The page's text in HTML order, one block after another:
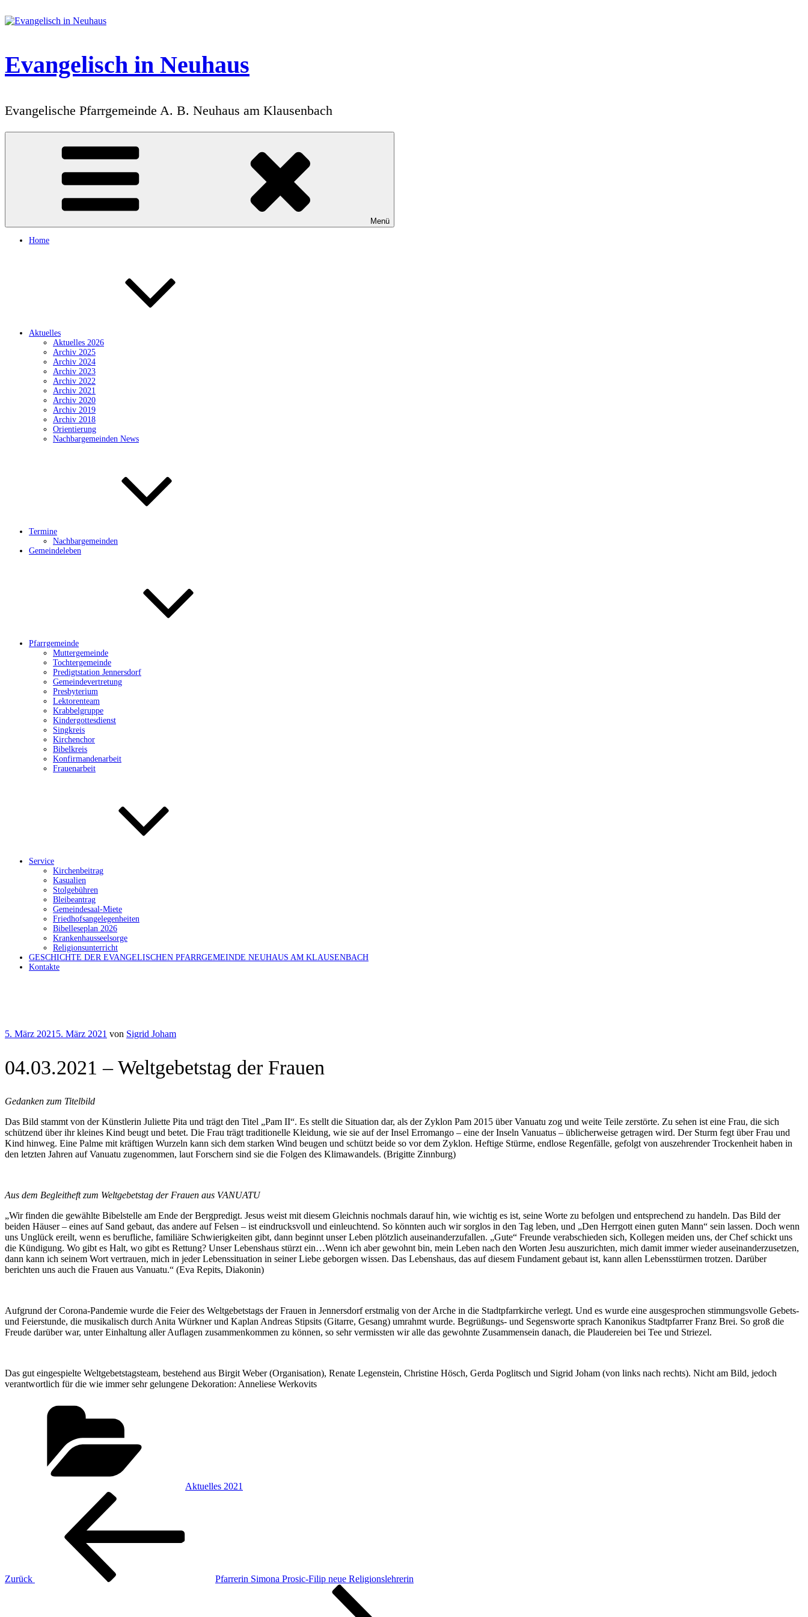
Inhalt
Evangelisch in Neuhaus
Evangelische Pfarrgemeinde A. B. Neuhaus am Klausenbach
Menü
Home
Aktuelles
Aktuelles 2026
Archiv 2025
Archiv 2024
Archiv 2023
Archiv 2022
Archiv 2021
Archiv 2020
Archiv 2019
Archiv 2018
Orientierung
Nachbargemeinden News
Termine
Nachbargemeinden
Gemeindeleben
Pfarrgemeinde
Muttergemeinde
Tochtergemeinde
Predigtstation Jennersdorf
Gemeindevertretung
Presbyterium
Lektorenteam
Krabbelgruppe
Kindergottesdienst
Singkreis
Kirchenchor
Bibelkreis
Konfirmandenarbeit
Frauenarbeit
Service
Kirchenbeitrag
Kasualien
Stolgebühren
Bleibeantrag
Gemeindesaal-Miete
Friedhofsangelegenheiten
Bibelleseplan 2026
Krankenhausseelsorge
Religionsunterricht
GESCHICHTE DER EVANGELISCHEN PFARRGEMEINDE NEUHAUS AM KLAUSENBACH
Kontakte
Veröffentlicht
5. März 2021 5. März 2021 von Sigrid Joham
04.03.2021 – Weltgebetstag der Frauen
Gedanken zum Titelbild
Das Bild stammt von der Künstlerin Juliette Pita und trägt den Titel „Pam II“. Es stellt die Situation dar, als der Zyklon Pam 2015 über Vanuatu zog und weite Teile zerstörte. Zu sehen ist eine Frau, die sich
schützend über ihr kleines Kind beugt und betet. Die Frau trägt traditionelle Kleidung, wie sie auf der Insel Erromango – eine der Inseln Vanuatus – üblicherweise getragen wird. Der Sturm fegt über Frau und
Kind hinweg. Eine Palme mit kräftigen Wurzeln kann sich dem starken Wind beugen und schützt beide so vor dem Zyklon. Heftige Stürme, endlose Regenfälle, gefolgt von auszehrender Trockenheit haben in
den letzten Jahren auf Vanuatu zugenommen, laut Forschern sind sie die Folgen des Klimawandels. (Brigitte Zinnburg)
Aus dem Begleitheft zum Weltgebetstag der Frauen aus VANUATU
„Wir finden die gewählte Bibelstelle am Ende der Bergpredigt. Jesus weist mit diesem Gleichnis nochmals darauf hin, wie wichtig es ist, seine Worte zu befolgen und entsprechend zu handeln. Das Bild der
beiden Häuser – eines auf Sand gebaut, das andere auf Felsen – ist eindrucksvoll und einleuchtend. So könnten auch wir sorglos in den Tag leben, und „Den Herrgott einen guten Mann“ sein lassen. Doch wenn
uns Unglück ereilt, wenn es berufliche, familiäre Schwierigkeiten gibt, dann beginnt unser Leben plötzlich auseinanderzufallen. „Gute“ Freunde verabschieden sich, Kollegen meiden uns, der Chef schickt uns
die Kündigung. Wo gibt es Halt, wo gibt es Rettung? Unser Lebenshaus stürzt ein…Wenn ich aber gewohnt bin, mein Leben nach den Worten Jesu auszurichten, mich damit immer wieder auseinanderzusetzen,
dann kann ich seinem Wort vertrauen, mich in jeder Lebenssituation in seiner Liebe geborgen wissen. Das Lebenshaus, das auf diesem Fundament gebaut ist, kann allen Lebensstürmen trotzen. Darüber
berichten uns auch die Frauen aus Vanuatu.“ (Eva Repits, Diakonin)
Aufgrund der Corona-Pandemie wurde die Feier des Weltgebetstags der Frauen in Jennersdorf erstmalig von der Arche in die Stadtpfarrkirche verlegt. Und es wurde eine ausgesprochen stimmungsvolle Gebets-
und Feierstunde, die musikalisch durch Anita Würkner und Kaplan Andreas Stipsits (Gitarre, Gesang) umrahmt wurde. Begrüßungs- und Segensworte sprach Kanonikus Stadtpfarrer Franz Brei. So groß die
Freude darüber war, unter Einhaltung aller Auflagen zusammenkommen zu können, so sehr vermissten wir alle das gewohnte Zusammensein danach, die Plaudereien bei Tee und Striezel.
Das gut eingespielte Weltgebetstagsteam, bestehend aus Birgit Weber (Organisation), Renate Legenstein, Christine Hösch, Gerda Poglitsch und Sigrid Joham (von links nach rechts). Nicht am Bild, jedoch
verantwortlich für die wie immer sehr gelungene Dekoration: Anneliese Werkovits
Aktuelles 2021
Beitragsnavigation
Zurück
Pfarrerin Simona Prosic-Filip neue Religionslehrerin